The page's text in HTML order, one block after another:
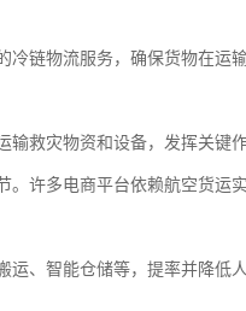
链物流服务，确保货物在运
救灾物资和设备，发挥关键作
。许多电商平台依赖航空货运
、智能仓储等，提率并降低